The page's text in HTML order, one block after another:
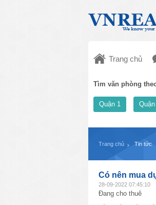
Trang chủ
Tìm văn phòng
Quận 1
Trang chủ Tin tức
Có nên mua
28-09-2022 07:45:10
Đang cho thuê